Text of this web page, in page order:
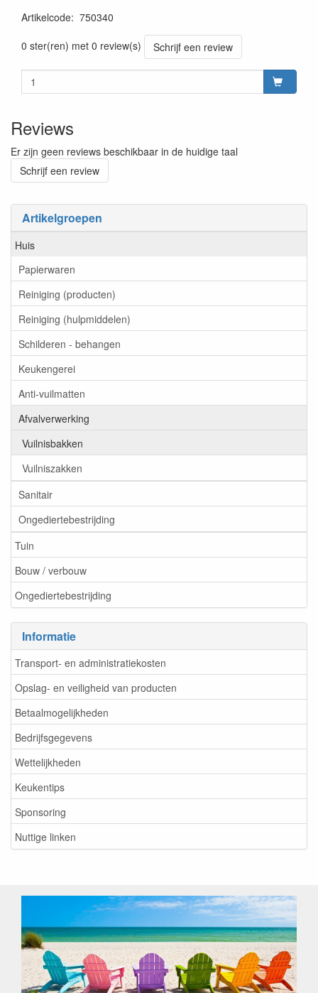
Artikelgroepen
Huis
Papierwaren
Reiniging (producten)
Reiniging (hulpmiddelen)
Schilderen - behangen
Keukengerei
Anti-vuilmatten
Afvalverwerking
Vuilnisbakken
Vuilniszakken
Sanitair
Ongediertebestrijding
Tuin
Bouw / verbouw
Ongediertebestrijding
Informatie
Transport- en administratiekosten
Opslag- en veiligheid van producten
Betaalmogelijkheden
Bedrijfsgegevens
Wettelijkheden
Keukentips
Sponsoring
Nuttige linken
Artikelcode: 750340
0 ster(ren) met 0 review(s)
Schrijf een review
Reviews
Er zijn geen reviews beschikbaar in de huidige taal
Schrijf een review